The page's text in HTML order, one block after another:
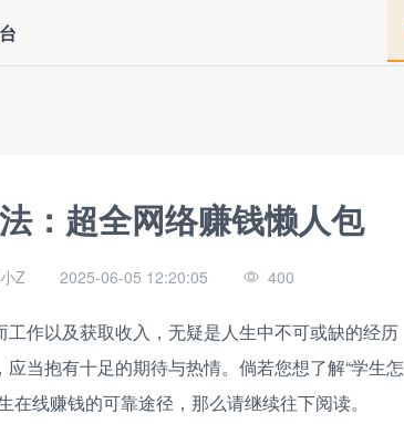
：超全网络赚钱懒人包
Z 2025-06-05 12:20:05 400
作以及获取收入，无疑是人生中不可或缺的经历
当抱有十足的期待与热情。倘若您想了解“学生怎
线赚钱的可靠途径，那么请继续往下阅读。